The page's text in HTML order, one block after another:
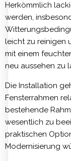
Herkömmlich
werden,
leicht zu reinigen
mit einem
neu aussehen zu
Die Installation
Fensterrahmen
bestehende
wesentlich zu
praktischen
Modernisierung